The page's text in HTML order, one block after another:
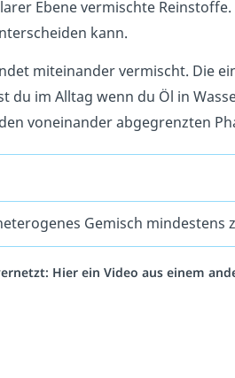
Ebene vermischte Reinstoffe.
kann.
miteinander vermischt. Die
du im Alltag wenn du Öl in
voneinander abgegrenzten
Gemisch mindestens
Hier ein Video aus einem